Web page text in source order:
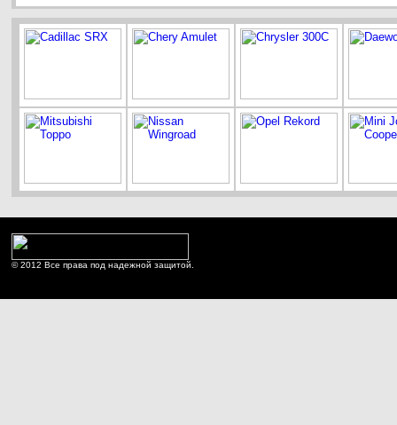
© 2012 Все права под надежной защитой.